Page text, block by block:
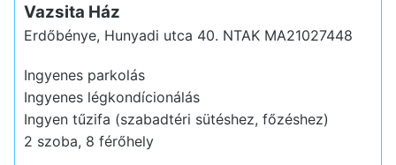
Vazsita Ház
Erdőbénye, Hunyadi utca 40. NTAK MA21027448
Ingyenes parkolás
Ingyenes légkondícionálás
Ingyen tűzifa (szabadtéri sütéshez, főzéshez)
2 szoba, 8 férőhely